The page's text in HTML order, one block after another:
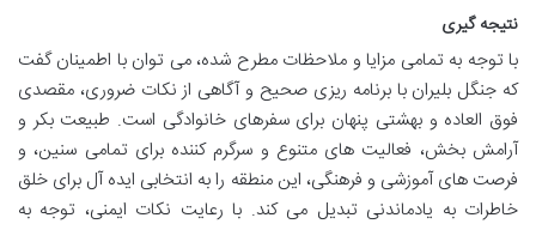
نتیجه گیری
با توجه به تمامی مزایا و ملاحظات مطرح شده، می توان با اطمینان گفت
که جنگل بلیران با برنامه ریزی صحیح و آگاهی از نکات ضروری، مقصدی
فوق العاده و بهشتی پنهان برای سفرهای خانوادگی است. طبیعت بکر و
آرامش بخش، فعالیت های متنوع و سرگرم کننده برای تمامی سنین، و
فرصت های آموزشی و فرهنگی، این منطقه را به انتخابی ایده آل برای خلق
خاطرات به یادماندنی تبدیل می کند. با رعایت نکات ایمنی، توجه به